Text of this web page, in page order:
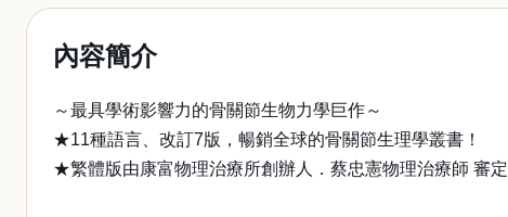
內容簡介
～最具學術影響力的骨關節生物力學巨作～
★11種語言、改訂7版，暢銷全球的骨關節生理學叢書！
★繁體版由康富物理治療所創辦人．蔡忠憲物理治療師 審定